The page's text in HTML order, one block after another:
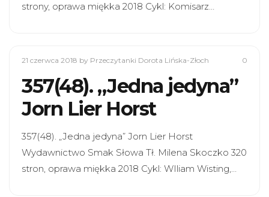
strony, oprawa miękka 2018 Cykl: Komisarz…
21 czerwca 2018 by Przeczytanki Dorota Lińska-Złoch 0
357(48). „Jedna jedyna”
Jorn Lier Horst
357(48). „Jedna jedyna” Jorn Lier Horst
Wydawnictwo Smak Słowa Tł. Milena Skoczko 320
stron, oprawa miękka 2018 Cykl: WIliam Wisting,…